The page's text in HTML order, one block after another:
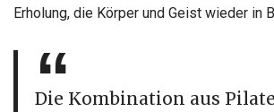
Erholung, die Körper und Geist wieder in
Die Kombination aus